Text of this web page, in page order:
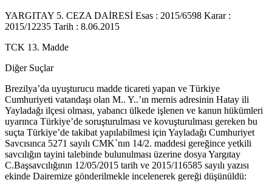
YARGITAY 5. CEZA DAİRESİ Esas : 2015/6598 Karar :
2015/12235 Tarih : 8.06.2015
TCK 13. Madde
Diğer Suçlar
Brezilya’da uyuşturucu madde ticareti yapan ve Türkiye
Cumhuriyeti vatandaşı olan M.. Y..’ın mernis adresinin Hatay ili
Yayladağı ilçesi olması, yabancı ülkede işlenen ve kanun hükümleri
uyarınca Türkiye’de soruşturulması ve kovuşturulması gereken bu
suçta Türkiye’de takibat yapılabilmesi için Yayladağı Cumhuriyet
Savcısınca 5271 sayılı CMK`nın 14/2. maddesi gereğince yetkili
savcılığın tayini talebinde bulunulması üzerine dosya Yargıtay
C.Başsavcılığının 12/05/2015 tarih ve 2015/116585 sayılı yazısı
ekinde Dairemize gönderilmekle incelenerek gereği düşünüldü: